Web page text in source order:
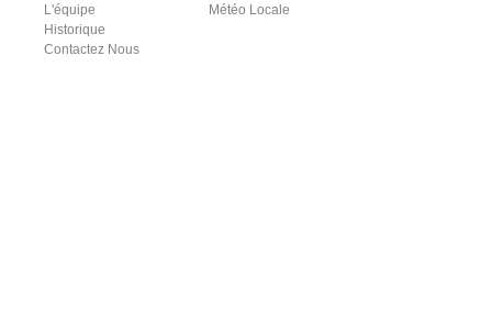
L'équipe
Historique
Contactez Nous
Météo Locale